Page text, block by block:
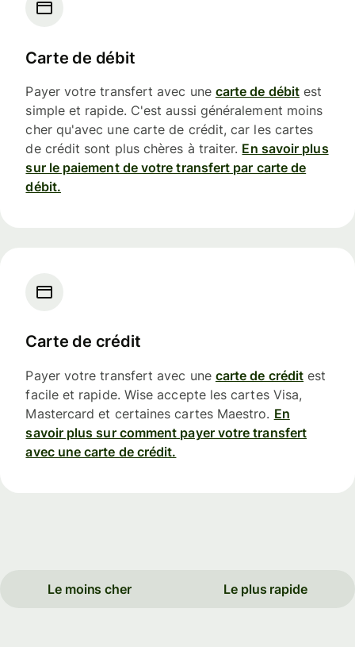
Carte de débit
Payer votre transfert avec une carte de débit est
simple et rapide. C'est aussi généralement moins
cher qu'avec une carte de crédit, car les cartes
de crédit sont plus chères à traiter. En savoir plus
sur le paiement de votre transfert par carte de
débit.
Carte de crédit
Payer votre transfert avec une carte de crédit est
facile et rapide. Wise accepte les cartes Visa,
Mastercard et certaines cartes Maestro. En
savoir plus sur comment payer votre transfert
avec une carte de crédit.
Le moins cher Le plus rapide